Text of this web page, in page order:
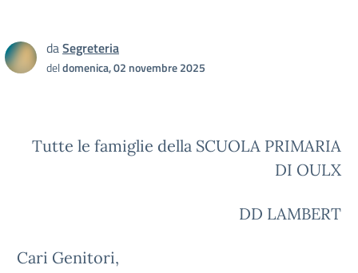
daSegreteria
deldomenica, 02 novembre 2025
Tutte le famiglie della SCUOLA PRIMARIA
DI OULX
DD LAMBERT
Cari Genitori,